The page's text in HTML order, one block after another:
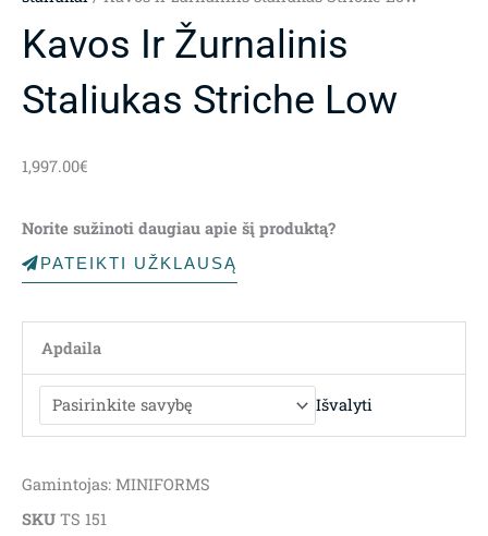
Kavos Ir Žurnalinis
Staliukas Striche Low
1,997.00€
Norite sužinoti daugiau apie šį produktą?
PATEIKTI UŽKLAUSĄ
Apdaila
Išvalyti
Gamintojas: MINIFORMS
SKU TS 151